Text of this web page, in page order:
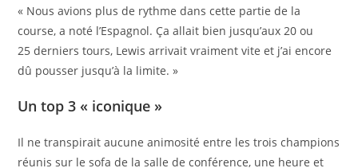
« Nous avions plus de rythme dans cette partie de la
course, a noté l’Espagnol. Ça allait bien jusqu’aux 20 ou
25 derniers tours, Lewis arrivait vraiment vite et j’ai encore
dû pousser jusqu’à la limite. »
Un top 3 « iconique »
Il ne transpirait aucune animosité entre les trois champions
réunis sur le sofa de la salle de conférence, une heure et